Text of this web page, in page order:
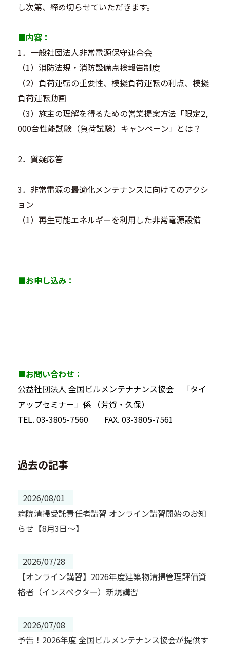
し次第、締め切らせていただきます。
■内容：
1．一般社団法人非常電源保守連合会
（1）消防法規・消防設備点検報告制度
（2）負荷運転の重要性、模擬負荷運転の利点、模擬
負荷運転動画
（3）施主の理解を得るための営業提案方法「限定2,
000台性能試験（負荷試験）キャンペーン」とは？
2．質疑応答
3．非常電源の最適化メンテナンスに向けてのアクシ
ョン
（1）再生可能エネルギーを利用した非常電源設備
■お申し込み：
■お問い合わせ：
公益社団法人 全国ビルメンテナナンス協会 「タイ
アップセミナー」係 （芳賀・久保）
TEL. 03-3805-7560 FAX. 03-3805-7561
過去の記事
2026/08/01
病院清掃受託責任者講習 オンライン講習開始のお知
らせ【8月3日～】
2026/07/28
【オンライン講習】2026年度建築物清掃管理評価資
格者（インスペクター）新規講習
2026/07/08
予告！2026年度 全国ビルメンテナンス協会が提供す